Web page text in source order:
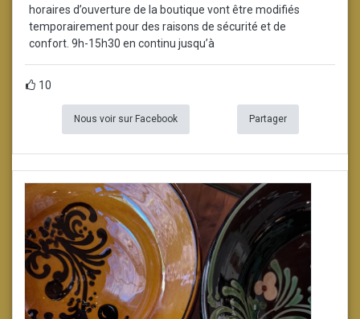
horaires d’ouverture de la boutique vont être modifiés
temporairement pour des raisons de sécurité et de
confort. 9h-15h30 en continu jusqu’à
10
Nous voir sur Facebook Partager